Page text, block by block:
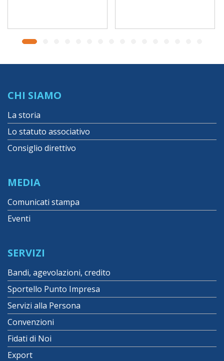
CHI SIAMO
La storia
Lo statuto associativo
Consiglio direttivo
MEDIA
Comunicati stampa
Eventi
SERVIZI
Bandi, agevolazioni, credito
Sportello Punto Impresa
Servizi alla Persona
Convenzioni
Fidati di Noi
Export